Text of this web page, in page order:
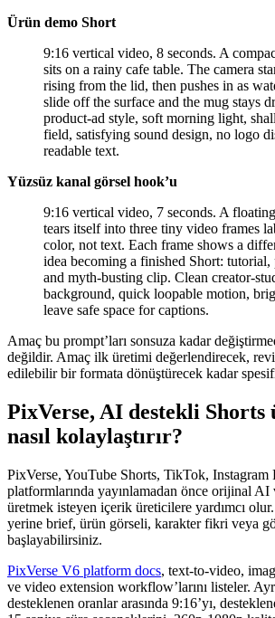
Ürün demo Short
9:16 vertical video, 8 seconds. A
sits on a rainy cafe table. The camera
rising from the lid, then pushes in as
slide off the surface and the mug stays
product-ad style, soft morning light,
field, satisfying sound design, no logo
readable text.
Yüzsüz kanal görsel hook’u
9:16 vertical video, 7 seconds. A
tears itself into three tiny video frames
color, not text. Each frame shows a
idea becoming a finished Short: tutorial,
and myth-busting clip. Clean creator-
background, quick loopable motion,
leave safe space for captions.
Amaç bu prompt’ları sonsuza kadar
değildir. Amaç ilk üretimi değerlendirecek,
edilebilir bir formata dönüştürecek kadar
PixVerse, AI destekli
nasıl kolaylaştırır?
PixVerse, YouTube Shorts, TikTok, Instagram
platformlarında yayınlamadan önce orijinal AI
üretmek isteyen içerik üreticilere yardımcı
yerine brief, ürün görseli, karakter fikri veya
başlayabilirsiniz.
PixVerse V6 platform docs, text-to-video,
ve video extension workflow’larını listeler.
desteklenen oranlar arasında 9:16’yı,